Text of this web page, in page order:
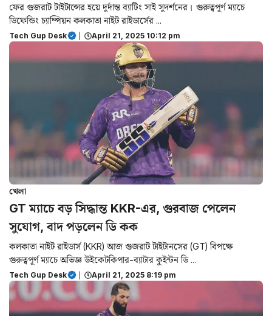
ফের গুজরাট টাইটান্সের হয়ে দুর্দান্ত ব্যাটিং সাই সুদর্শনের। গুরুত্বপূর্ণ ম্যাচে
ডিফেন্ডিং চ্যাম্পিয়ন কলকাতা নাইট রাইডার্সের ...
Tech Gup Desk | April 21, 2025 10:12 pm
খেলা
GT ম্যাচে বড় সিদ্ধান্ত KKR-এর, গুরবাজ পেলেন
সুযোগ, বাদ পড়লেন ডি কক
কলকাতা নাইট রাইডার্স (KKR) আজ গুজরাট টাইটানসের (GT) বিপক্ষে
গুরুত্বপূর্ণ ম্যাচে অভিজ্ঞ উইকেটকিপার-ব্যাটার কুইন্টন ডি ...
Tech Gup Desk | April 21, 2025 8:19 pm